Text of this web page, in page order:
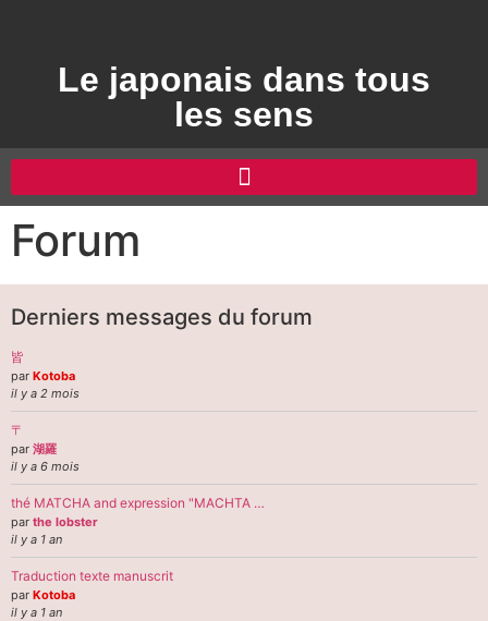
Le japonais dans tous
les sens
Forum
Derniers messages du forum
皆
par Kotoba
il y a 2 mois
〒
par 湖羅
il y a 6 mois
thé MATCHA and expression "MACHTA …
par the lobster
il y a 1 an
Traduction texte manuscrit
par Kotoba
il y a 1 an